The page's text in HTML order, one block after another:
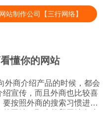
站制作公司【三行网络】
懂你的网站
宣传，而且外商也比较喜
按照外商的搜索习惯进行